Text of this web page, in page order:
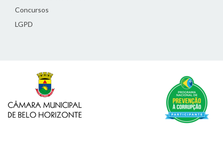
Concursos
LGPD